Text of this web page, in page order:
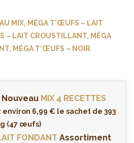
MIX, MÉGA T’ŒUFS – LAIT
– LAIT CROUSTILLANT, MÉGA
MÉGA T’ŒUFS – NOIR
Nouveau MIX 4 RECETTES
environ 6,99 € le sachet de 393
g (47 œufs)
FONDANT Assortiment